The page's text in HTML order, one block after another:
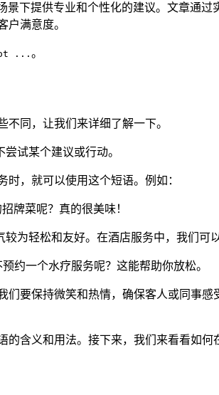
景下提供专业和个性化的建议。文章通
户满意度。
... 。
同，让我们来详细了解一下。
试某个建议或行动。
，就可以使用这个短语。例如：
招牌菜呢？真的很美味！
为轻松和友好。在酒店服务中，我们可
预约一个水疗服务呢？这能帮助你放松。
要保持微笑和热情，确保客人或同事
的含义和用法。接下来，我们来看看如何